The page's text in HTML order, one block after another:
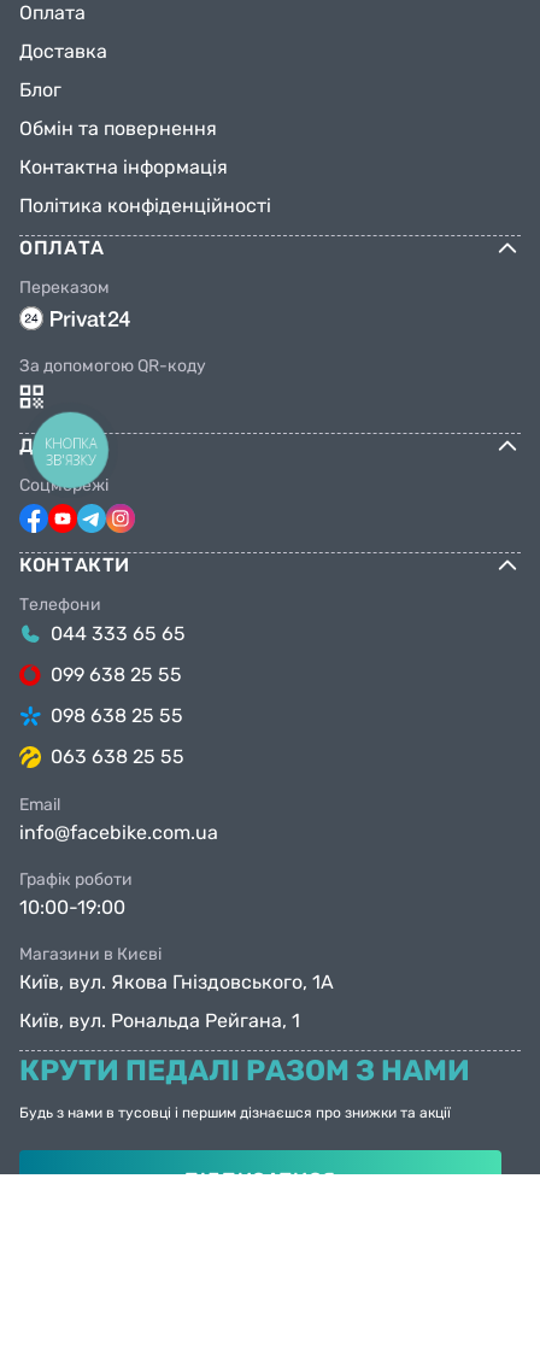
Оплата
Доставка
Блог
Обмін та повернення
Контактна інформація
Політика конфіденційності
ОПЛАТА
Переказом
За допомогою QR-коду
ДОВІРА
Соцмережі
КОНТАКТИ
Телефони
044 333 65 65
099 638 25 55
098 638 25 55
063 638 25 55
Email
info@facebike.com.ua
Графік роботи
10:00-19:00
Магазини в Києві
Київ, вул. Якова Гніздовського, 1А
Київ, вул. Рональда Рейгана, 1
КРУТИ ПЕДАЛІ РАЗОМ З НАМИ
Будь з нами в тусовці і першим дізнаєшся про знижки та акції
ПІДПИСАТИСЯ
КНОПКА
ЗВ'ЯЗКУ